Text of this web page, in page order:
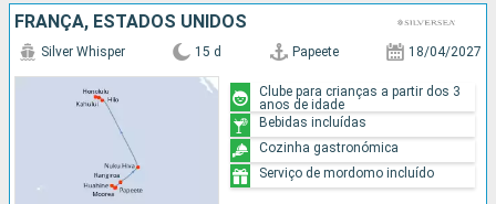
FRANÇA, ESTADOS UNIDOS
Silver Whisper 15 d Papeete 18/04/2027
Clube para crianças a partir dos 3
anos de idade
Bebidas incluídas
Cozinha gastronómica
Serviço de mordomo incluído